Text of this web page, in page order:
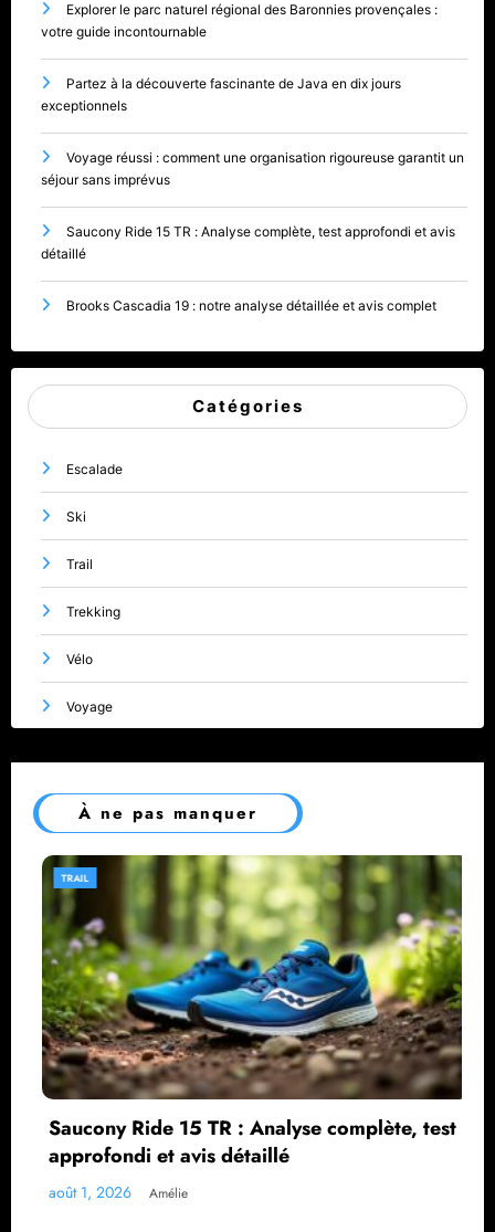
Explorer le parc naturel régional des Baronnies provençales :
votre guide incontournable
Partez à la découverte fascinante de Java en dix jours
exceptionnels
Voyage réussi : comment une organisation rigoureuse garantit un
séjour sans imprévus
Saucony Ride 15 TR : Analyse complète, test approfondi et avis
détaillé
Brooks Cascadia 19 : notre analyse détaillée et avis complet
Catégories
Escalade
Ski
Trail
Trekking
Vélo
Voyage
À ne pas manquer
complète, test
TRAIL
Brooks Cascadia 19 : notre
et avis complet